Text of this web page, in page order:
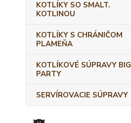
KOTLÍKY SO SMALT.
KOTLINOU
KOTLÍKY S CHRÁNIČOM
PLAMEŇA
KOTLÍKOVÉ SÚPRAVY BIG
PARTY
SERVÍROVACIE SÚPRAVY